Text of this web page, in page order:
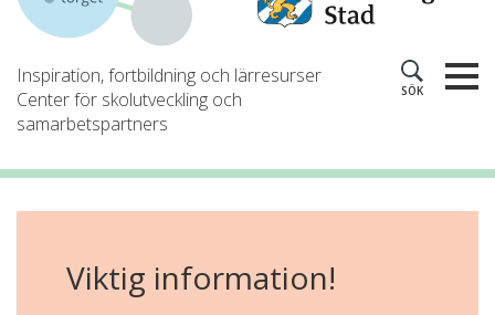
Inspiration, fortbildning och lärresurser
Center för skolutveckling och
samarbetspartners
SÖK
Viktig information!